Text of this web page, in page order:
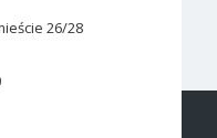
26/28